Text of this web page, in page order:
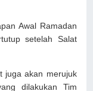
Awal Ramadan
setelah Salat
juga akan merujuk
dilakukan Tim